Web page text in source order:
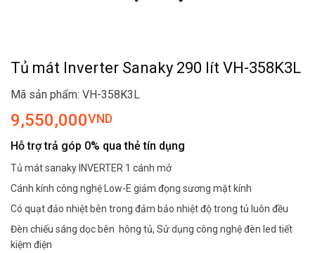
Tủ mát Inverter Sanaky 290 lít VH-358K3L
Mã sản phẩm: VH-358K3L
9,550,000VND
Hỗ trợ trả góp 0% qua thẻ tín dụng
Tủ mát sanaky INVERTER 1 cánh mở
Cánh kính công nghệ Low-E giảm đọng sương mặt kính
Có quạt đảo nhiệt bên trong đảm bảo nhiệt độ trong tủ luôn đều
Đèn chiếu sáng dọc bên hông tủ, Sử dụng công nghệ đèn led tiết
kiệm điện